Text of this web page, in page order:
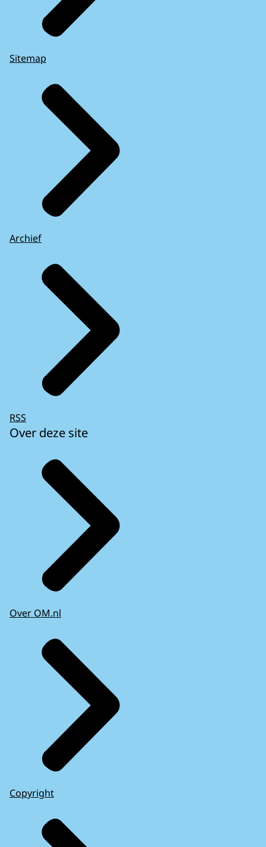
Sitemap
Archief
RSS
Over deze site
Over OM.nl
Copyright